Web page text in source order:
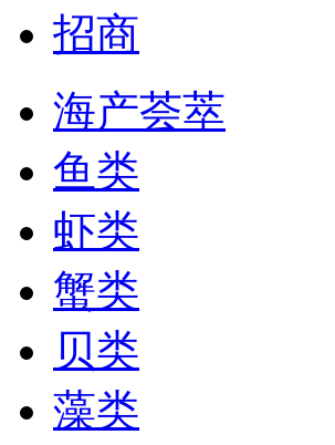
招商
海产荟萃
鱼类
虾类
蟹类
贝类
藻类